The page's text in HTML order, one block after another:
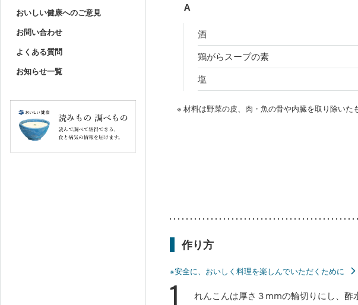
おいしい健康へのご意見
お問い合わせ
よくある質問
お知らせ一覧
A
酒
鶏がらスープの素
塩
※ 材料は野菜の皮、肉・魚の骨や内臓を取り除いた
作り方
※安全に、おいしく料理を楽しんでいただくために
1
れんこんは厚さ３mmの輪切りにし、